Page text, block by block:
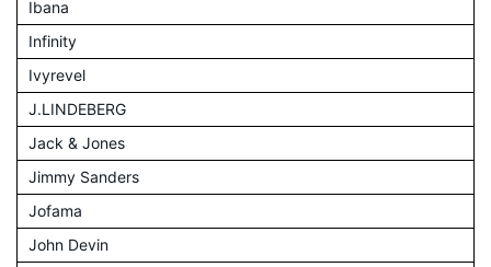
Ibana
Infinity
Ivyrevel
J.LINDEBERG
Jack & Jones
Jimmy Sanders
Jofama
John Devin